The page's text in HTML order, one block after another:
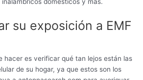
domésticos y más.
su exposición a EMF
hacer es verificar qué tan lejos están las
de su hogar, ya que estos son los